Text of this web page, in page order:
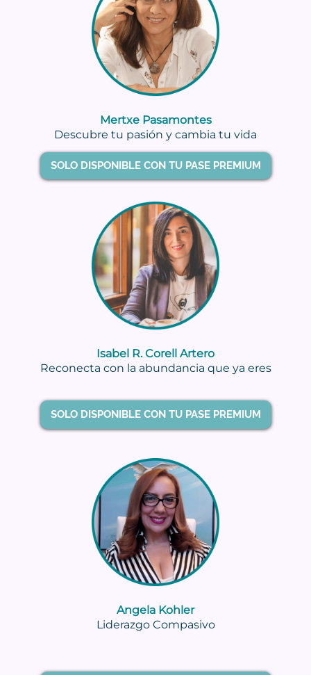
Mertxe Pasamontes
Descubre tu pasión y cambia tu vida
SOLO DISPONIBLE CON TU PASE PREMIUM
Isabel R. Corell Artero
Reconecta con la abundancia que ya eres
SOLO DISPONIBLE CON TU PASE PREMIUM
Angela Kohler
Liderazgo Compasivo